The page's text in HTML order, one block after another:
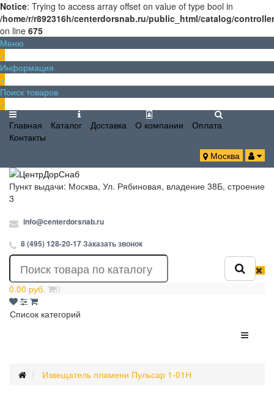
Notice: Trying to access array offset on value of type bool in
/home/r/r892316h/centerdorsnab.ru/public_html/catalog/
on line 675
Меню
×
Информация
×
Поиск товаров
×
Главная
Каталог Доставка О компании
Оплата
Контакты
Москва
Пункт выдачи: Москва, Ул. Рябиновая, владение 38Б, строение
3
info@centerdorsnab.ru
8 (495) 128-20-17Заказать звонок
0.00 руб. 0
Список категорий
Извещатель пламени Пульсар 1-01Н